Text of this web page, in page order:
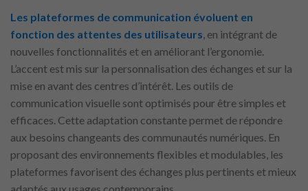
Les plateformes de communication évoluent en
fonction des attentes des utilisateurs , en intégrant de
nouvelles fonctionnalités et en améliorant l’ergonomie.
L’accent est mis sur la personnalisation des échanges et sur la
mise en avant des centres d’intérêt. Les outils de
communication visuelle sont optimisés pour être simples et
efficaces. Cette adaptation constante permet de répondre
aux besoins changeants des communautés numériques. En
proposant des environnements flexibles et modulables, les
plateformes favorisent des échanges plus pertinents et mieux
adaptés aux usages contemporains.